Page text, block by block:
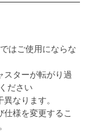
はご使用にならな
スターが転がり過
ださい
なります。
様を変更するこ